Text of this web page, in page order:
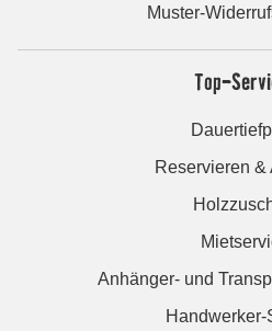
Muster-
Top-
Reservieren &
Anhänger- und
Handwerker-